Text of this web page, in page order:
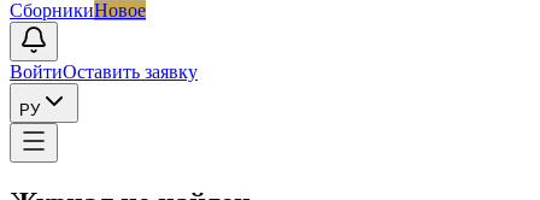
СборникиНовое
ВойтиОставить заявку
РУ